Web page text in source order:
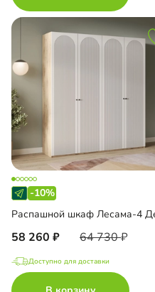
-10%
58 260 64 730
Доступно для доставки